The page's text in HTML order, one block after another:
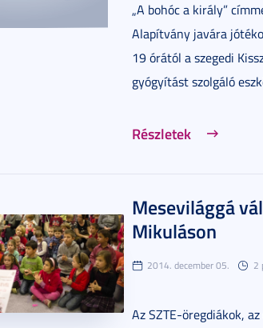
„A bohóc a király”
Alapítvány javára
19 órától a szegedi
gyógyítást szolgáló
Részletek
Mesevilággá
Mikuláson
2014. december 05. 2
Az SZTE-öregdiákok,